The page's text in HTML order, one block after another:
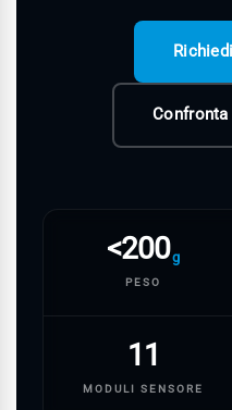
<200g
PESO
11
MODULI SENSORE